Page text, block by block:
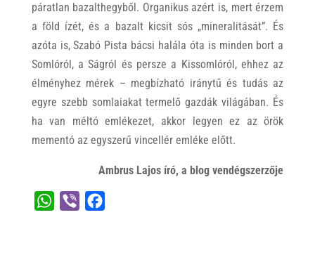
páratlan bazalthegyből. Organikus azért is, mert érzem
a föld ízét, és a bazalt kicsit sós „mineralitását”. És
azóta is, Szabó Pista bácsi halála óta is minden bort a
Somlóról, a Ságról és persze a Kissomlóról, ehhez az
élményhez mérek – megbízható iránytű és tudás az
egyre szebb somlaiakat termelő gazdák világában. És
ha van méltó emlékezet, akkor legyen ez az örök
mementó az egyszerű vincellér emléke előtt.
Ambrus Lajos író, a blog vendégszerzője